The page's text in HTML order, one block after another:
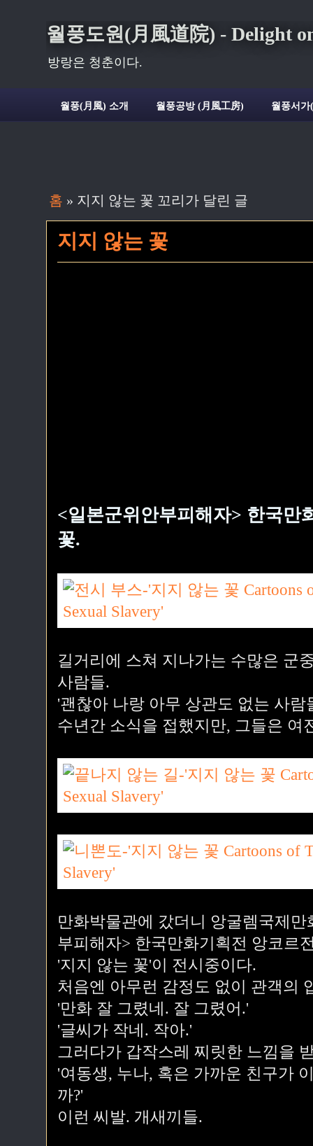
월풍도원(月風道院) - Delight
방랑은 청춘이다.
월풍(月風) 소개 월풍공방 (月風工房) 월풍서
홈 » 지지 않는 꽃 꼬리가 달린 글
지지 않는 꽃
<일본군위안부피해자> 한국만
꽃.
길거리에 스쳐 지나가는 수많은 군
사람들.
'괜찮아 나랑 아무 상관도 없는 사
수년간 소식을 접했지만, 그들은 여
만화박물관에 갔더니 앙굴렘국제
부피해자> 한국만화기획전 앙코르
'지지 않는 꽃'이 전시중이다.
처음엔 아무런 감정도 없이 관객의
'만화 잘 그렸네. 잘 그렸어.'
'글씨가 작네. 작아.'
그러다가 갑작스레 찌릿한 느낌을
'여동생, 누나, 혹은 가까운 친구가
까?'
이런 씨발. 개새끼들.